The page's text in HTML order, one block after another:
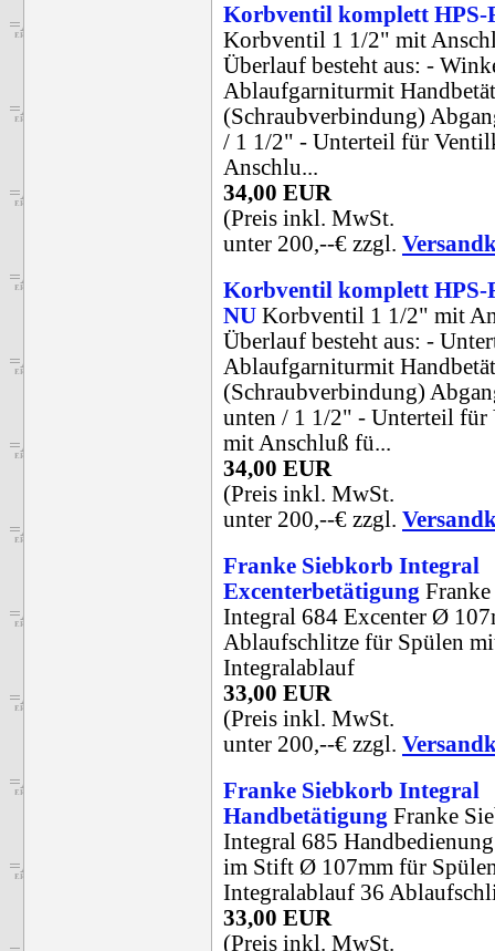
Korbventil komplett
Korbventil 1 1/2" mit
Überlauf besteht aus: -
Ablaufgarniturmit
(Schraubverbindung)
/ 1 1/2" - Unterteil für
Anschlu...
34,00 EUR
(Preis inkl. MwSt.
unter 200,--€ zzgl.
Korbventil komplett
NU Korbventil 1 1/2" mit
Überlauf besteht aus: -
Ablaufgarniturmit
(Schraubverbindung)
unten / 1 1/2" - Unterteil für
mit Anschluß fü...
34,00 EUR
(Preis inkl. MwSt.
unter 200,--€ zzgl.
Franke Siebkorb Integral
Excenterbetätigung
Integral 684 Excenter Ø
Ablaufschlitze für Spülen
Integralablauf
33,00 EUR
(Preis inkl. MwSt.
unter 200,--€ zzgl.
Franke Siebkorb Integral
Handbetätigung Franke
Integral 685
im Stift Ø 107mm für
Integralablauf 36
33,00 EUR
(Preis inkl. MwSt.